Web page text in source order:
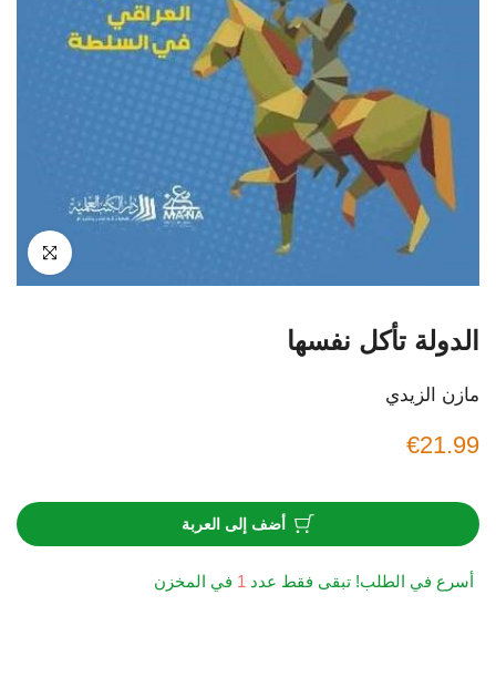
انقر للتكبير
الدولة تأكل نفسها
مازن الزيدي
€21.99
أضف إلى العربة
أسرع في الطلب! تبقى فقط عدد 1 في المخزن